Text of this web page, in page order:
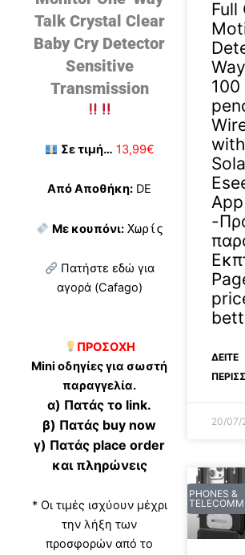
Talk Crystal Clear
Baby Cry Detector
Sensitive
Transmission
Σε τιμή… 13,99€
Από Αποθήκη: DE
Με κουπόνι: Χωρίς
Πατήστε εδώ για
αγορά (Cafago)
ΠΡΟΣΟΧΗ
Mini οδηγίες για σωστή
παραγγελία.
α) Πατάς το link.
β) Πατάς buy now
γ) Πατάς place order
και πληρώνεις
* Οι τιμές ισχύουν μέχρι
την λήξη των
προσφορών από το
Full
100
App
-
ΔΕΊΤΕ
20/07/
PHONES &